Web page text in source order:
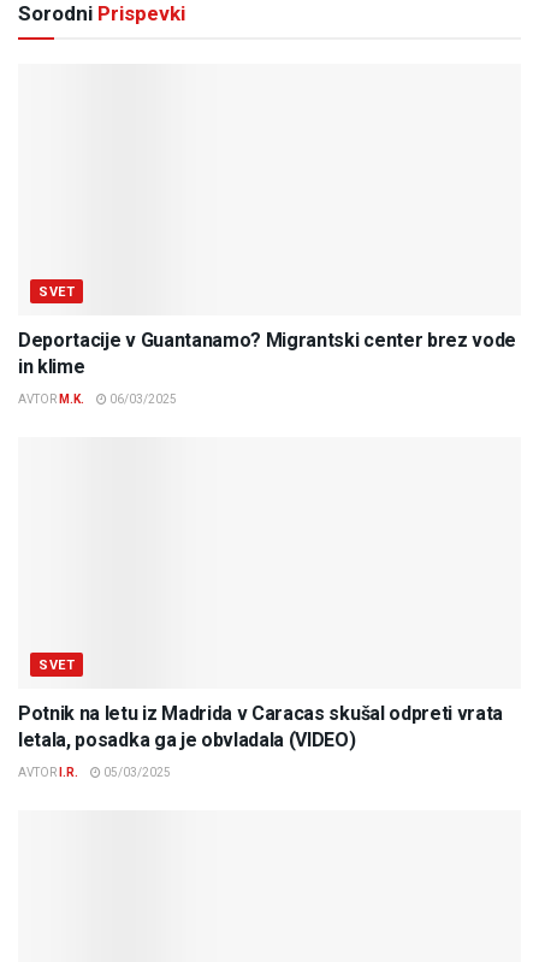
Sorodni Prispevki
SVET
Deportacije v Guantanamo? Migrantski center brez vode
in klime
AVTOR M.K. 06/03/2025
SVET
Potnik na letu iz Madrida v Caracas skušal odpreti vrata
letala, posadka ga je obvladala (VIDEO)
AVTOR I.R. 05/03/2025